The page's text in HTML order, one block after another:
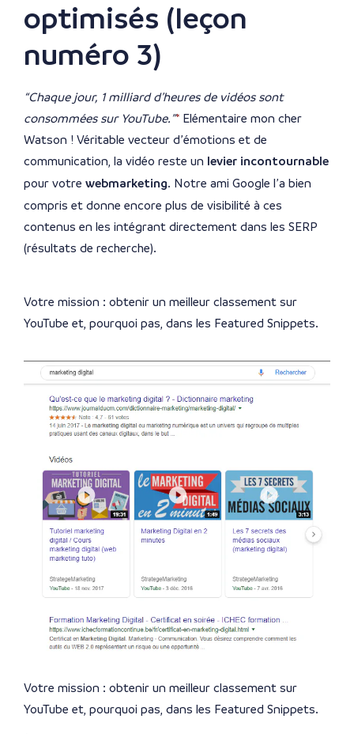
optimisés (leçon
numéro 3)
“Chaque jour, 1 milliard d’heures de vidéos sont
consommées sur YouTube.”* Elémentaire mon cher
Watson ! Véritable vecteur d’émotions et de
communication, la vidéo reste un levier incontournable
pour votre webmarketing. Notre ami Google l’a bien
compris et donne encore plus de visibilité à ces
contenus en les intégrant directement dans les SERP
(résultats de recherche).
Votre mission : obtenir un meilleur classement sur
YouTube et, pourquoi pas, dans les Featured Snippets.
Votre mission : obtenir un meilleur classement sur
YouTube et, pourquoi pas, dans les Featured Snippets.